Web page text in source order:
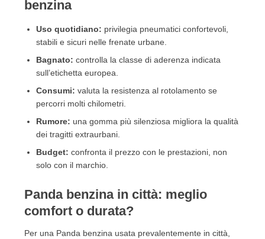
benzina
Uso quotidiano: privilegia pneumatici confortevoli,
stabili e sicuri nelle frenate urbane.
Bagnato: controlla la classe di aderenza indicata
sull’etichetta europea.
Consumi: valuta la resistenza al rotolamento se
percorri molti chilometri.
Rumore: una gomma più silenziosa migliora la qualità
dei tragitti extraurbani.
Budget: confronta il prezzo con le prestazioni, non
solo con il marchio.
Panda benzina in città: meglio
comfort o durata?
Per una Panda benzina usata prevalentemente in città,